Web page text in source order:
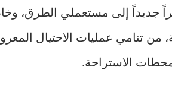
إلى مستعملي الطرق،
من تنامي عمليات الاحتيال
الاستراحة.